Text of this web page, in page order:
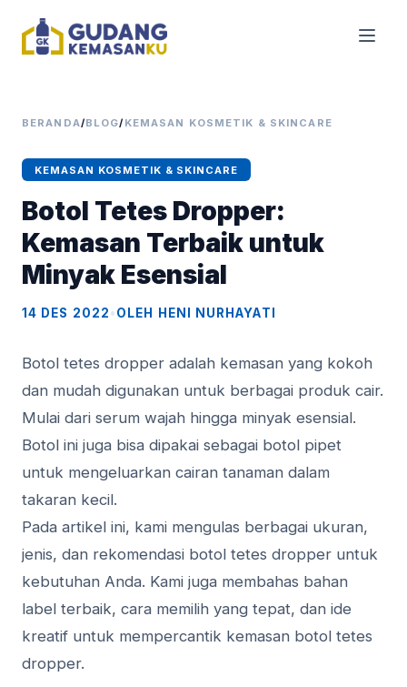
BERANDA/BLOG/ KEMASAN KOSMETIK & SKINCARE
KEMASAN KOSMETIK & SKINCARE
Botol Tetes Dropper:
Kemasan Terbaik untuk
Minyak Esensial
14 DES 2022•OLEH HENI NURHAYATI
Botol tetes dropper adalah kemasan yang kokoh
dan mudah digunakan untuk berbagai produk cair.
Mulai dari serum wajah hingga minyak esensial.
Botol ini juga bisa dipakai sebagai botol pipet
untuk mengeluarkan cairan tanaman dalam
takaran kecil.
Pada artikel ini, kami mengulas berbagai ukuran,
jenis, dan rekomendasi botol tetes dropper untuk
kebutuhan Anda. Kami juga membahas bahan
label terbaik, cara memilih yang tepat, dan ide
kreatif untuk mempercantik kemasan botol tetes
dropper.